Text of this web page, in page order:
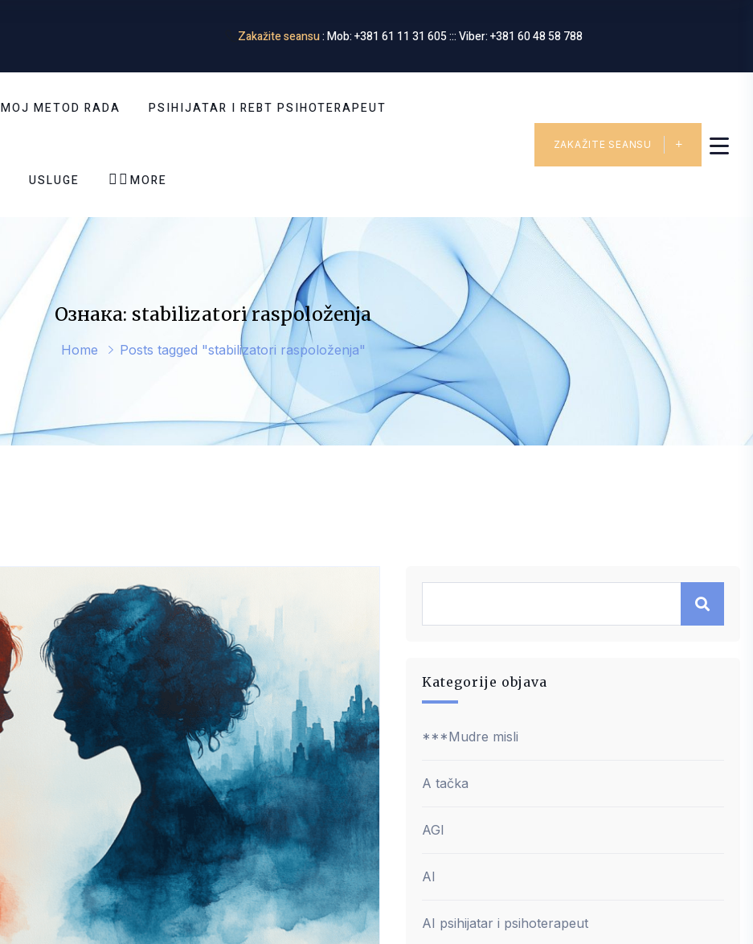
Zakažite seansu: Mob: +381 61 11 31 605 ::: Viber: +381 60 48 58 788
MOJ METOD RADA PSIHIJATAR I REBT PSIHOTERAPEUT
USLUGE   MORE
ZAKAŽITE SEANSU
Ознака: stabilizatori raspoloženja
Home Posts tagged "stabilizatori raspoloženja"
Kategorije objava
***Mudre misli
A tačka
AGI
AI
AI psihijatar i psihoterapeut